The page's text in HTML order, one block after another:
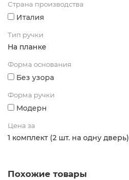
Страна производства
Италия
Тип ручки
На планке
Форма основания
Без узора
Форма ручки
Модерн
Цена за
1 комплект (2 шт. на одну дверь)
Похожие товары